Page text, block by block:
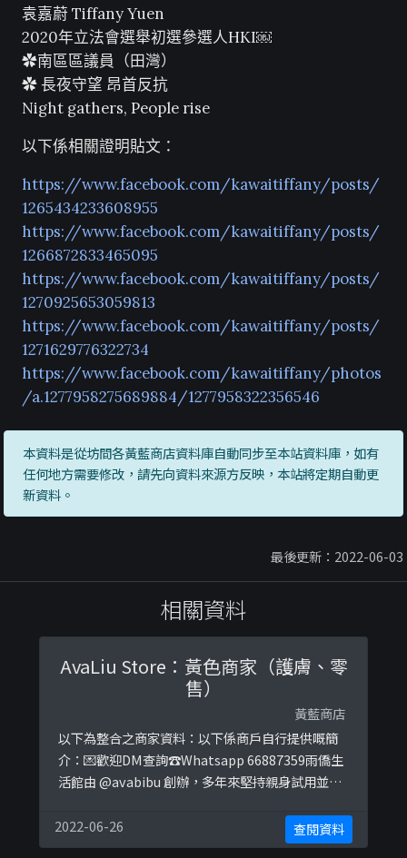
袁嘉蔚 Tiffany Yuen
2020年立法會選舉初選參選人HKI￼
✿南區區議員（田灣）
✿ 長夜守望 昂首反抗
Night gathers, People rise
以下係相關證明貼文：
https://www.facebook.com/kawaitiffany/posts/
1265434233608955
https://www.facebook.com/kawaitiffany/posts/
1266872833465095
https://www.facebook.com/kawaitiffany/posts/
1270925653059813
https://www.facebook.com/kawaitiffany/posts/
1271629776322734
https://www.facebook.com/kawaitiffany/photos
/a.1277958275689884/1277958322356546
本資料是從坊間各黃藍商店資料庫自動同步至本站資料庫，如有
任何地方需要修改，請先向資料來源方反映，本站將定期自動更
新資料。
最後更新：2022-06-03
相關資料
AvaLiu Store：黃色商家（護膚、零
售）
黃藍商店
以下為整合之商家資料：以下係商戶自行提供嘅簡
介：💌歡迎DM查詢☎️Whatsapp 66887359雨僑生
活館由 @avabibu 創辦，多年來堅持親身試用並了
生活用品。🥇所有貨品均為原裝行貨🥈歡迎香港誠
意品牌洽談上架❌ 恕不接受「平行進口」貨品上架
2022-06-26 查閱資料